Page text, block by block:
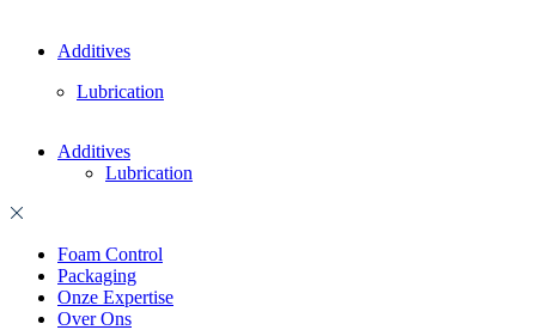
Additives
Lubrication
Additives
Lubrication
Foam Control
Packaging
Onze Expertise
Over Ons